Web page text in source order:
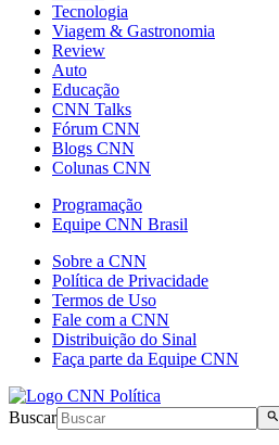
Tecnologia
Viagem & Gastronomia
Review
Auto
Educação
CNN Talks
Fórum CNN
Blogs CNN
Colunas CNN
Programação
Equipe CNN Brasil
Sobre a CNN
Política de Privacidade
Termos de Uso
Fale com a CNN
Distribuição do Sinal
Faça parte da Equipe CNN
Buscar